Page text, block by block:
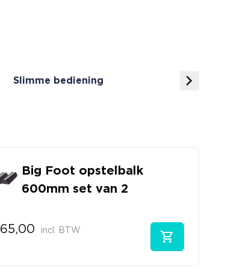
Slimme bediening
Big Foot opstelbalk
600mm set van 2
65,00 incl. BTW